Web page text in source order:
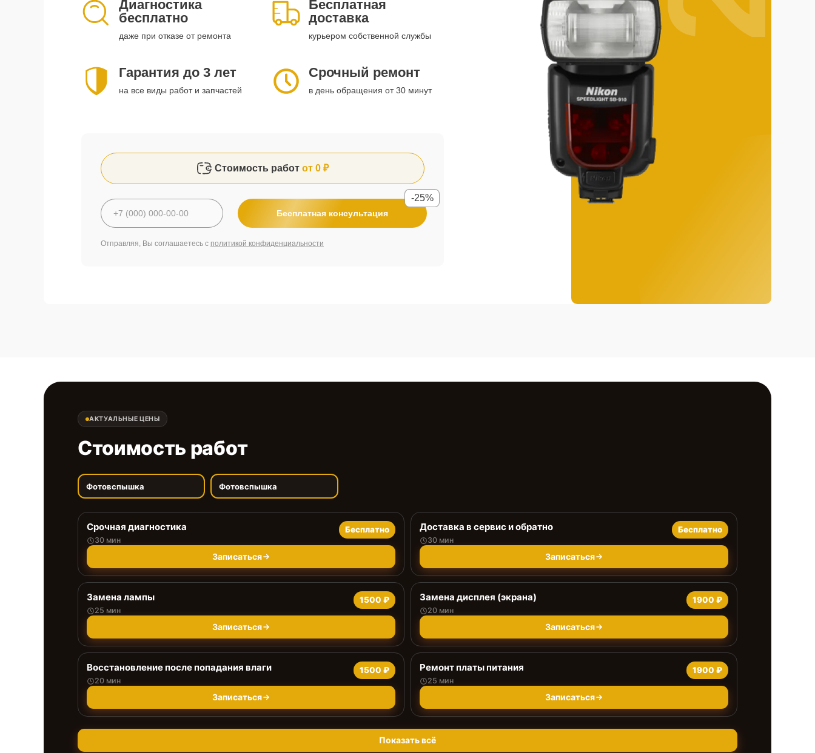
Диагностика
бесплатно
даже при отказе от ремонта
Бесплатная
доставка
курьером собственной службы
Гарантия до 3 лет
на все виды работ и запчастей
Срочный ремонт
в день обращения от 30 минут
Стоимость работ от 0 ₽
Бесплатная консультация
-25%
Отправляя, Вы соглашаетесь с политикой конфиденциальности
АКТУАЛЬНЫЕ ЦЕНЫ
Стоимость работ
Фотовспышка Фотовспышка
Срочная диагностика
30 мин
Бесплатно
Записаться
Доставка в сервис и обратно
30 мин
Бесплатно
Записаться
Замена лампы
25 мин
1500 ₽
Записаться
Замена дисплея (экрана)
20 мин
1900 ₽
Записаться
Восстановление после попадания влаги
20 мин
1500 ₽
Записаться
Ремонт платы питания
25 мин
1900 ₽
Записаться
Показать всё